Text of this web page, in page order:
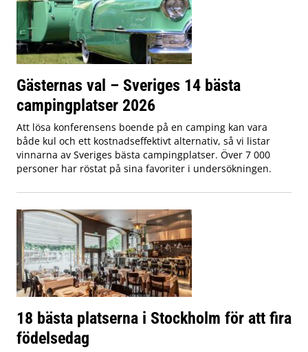
Gästernas val – Sveriges 14 bästa
campingplatser 2026
Att lösa konferensens boende på en camping kan vara
både kul och ett kostnadseffektivt alternativ, så vi listar
vinnarna av Sveriges bästa campingplatser. Över 7 000
personer har röstat på sina favoriter i undersökningen.
18 bästa platserna i Stockholm för att fira
födelsedag